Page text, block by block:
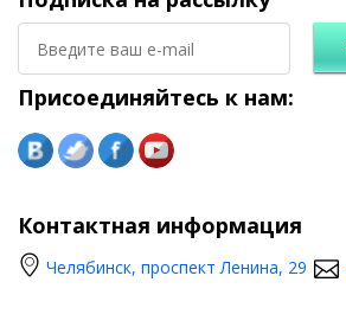
Присоединяйтесь к нам:
Контактная информация
Челябинск, проспект Ленина, 29